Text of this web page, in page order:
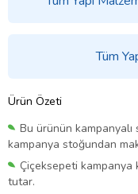
Tüm
Ürün Özeti
Bu ürünün kampanyalı
kampanya stoğundan
Çiçeksepeti kampanya
tutar.